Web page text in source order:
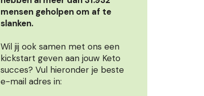
mensen geholpen om af te
slanken.
Wil jij ook samen met ons een
kickstart geven aan jouw Keto
succes? Vul hieronder je beste
e-mail adres in: